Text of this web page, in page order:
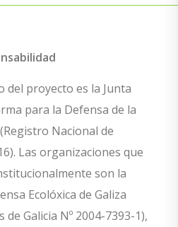
del proyecto es la Junta
para la Defensa de la
Nacional de
Las organizaciones que
son la
Ecolóxica de Galiza
Galicia Nº 2004-7393-1),